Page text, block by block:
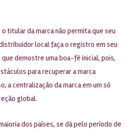
titular da marca não permita que seu
local faça o registro em seu
que demostre uma boa-fé inicial, pois,
para recuperar a marca
a centralização da marca em um só
global.
dos países, se dá pelo período de